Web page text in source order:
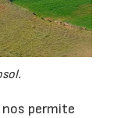
nos permite